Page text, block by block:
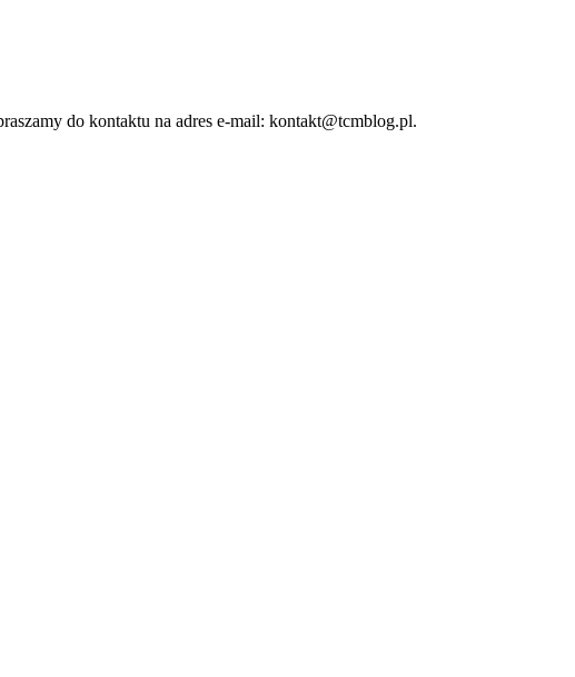
do kontaktu na adres e-mail: kontakt@tcmblog.pl.